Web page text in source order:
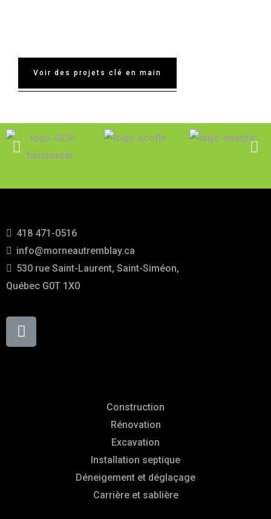
Voir des projets clé en main
418 471-0516
info@morneautremblay.ca
530 rue Saint-Laurent, Saint-Siméon,
Québec G0T 1X0
Construction
Rénovation
Excavation
Installation septique
Déneigement et déglaçage
Carrière et sablière